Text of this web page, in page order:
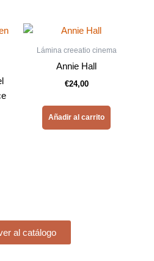
Lámina creeatio cinema
Annie Hall
€24,00
Añadir al carrito
al catálogo